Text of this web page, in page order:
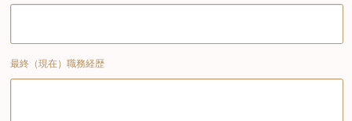
最終（現在）職務経歴